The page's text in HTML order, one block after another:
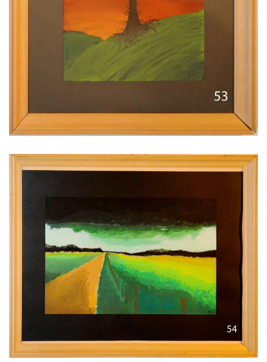
Voir l'image